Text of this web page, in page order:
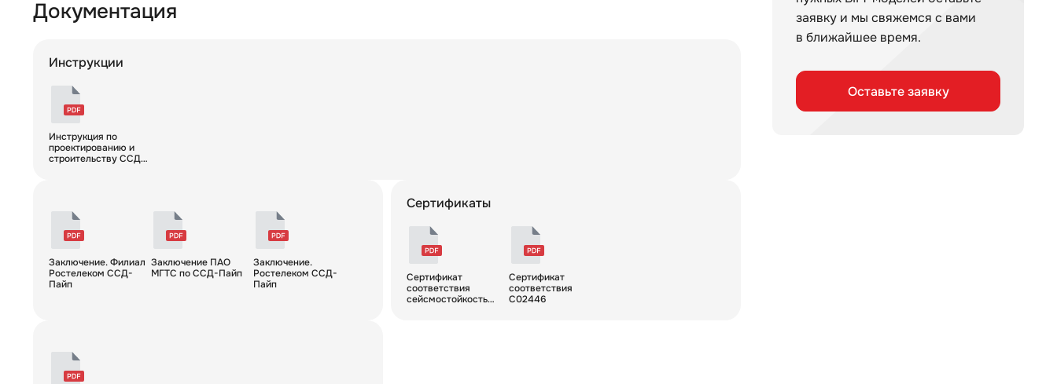
заявку и мы свяжемся с вами
в ближайшее время.
Оставьте заявку
Документация
Инструкции
Инструкция по
проектированию и
строительству ССД-
Заключение. Филиал
Ростелеком ССД-
Пайп
Заключение ПАО
МГТС по ССД-Пайп
Заключение.
Ростелеком ССД-
Пайп
Сертификаты
Сертификат
соответствия
сейсмостойкость
Сертификат
соответствия
С02446